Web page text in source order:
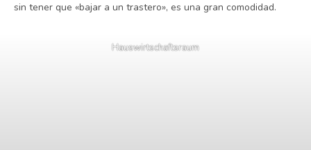
sin tener que «bajar a un trastero», es una gran comodidad.
Hauswirtschaftsraum